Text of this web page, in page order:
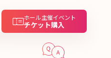
ホール主催イベント
チケット購入